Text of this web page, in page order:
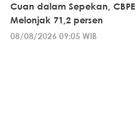
Cuan dalam Sepekan, CBPE
Melonjak 71,2 persen
08/08/2026 09:05 WIB